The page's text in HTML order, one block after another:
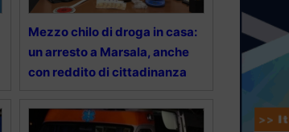
Mezzo chilo di droga in casa:
un arresto a Marsala, anche
con reddito di cittadinanza